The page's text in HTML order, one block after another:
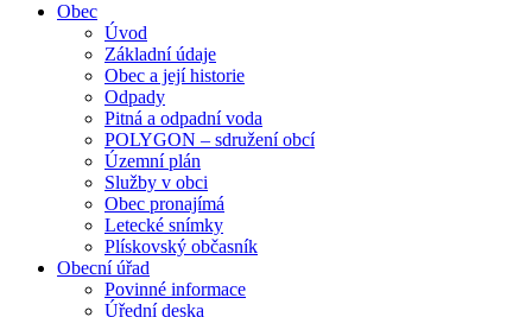
Obec
Úvod
Základní údaje
Obec a její historie
Odpady
Pitná a odpadní voda
POLYGON – sdružení obcí
Územní plán
Služby v obci
Obec pronajímá
Letecké snímky
Plískovský občasník
Obecní úřad
Povinné informace
Úřední deska